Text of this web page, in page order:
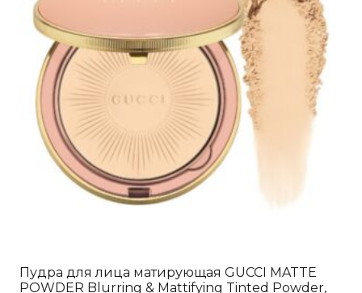
Пудра для лица матирующая GUCCI MATTE
POWDER Blurring & Mattifying Tinted Powder,